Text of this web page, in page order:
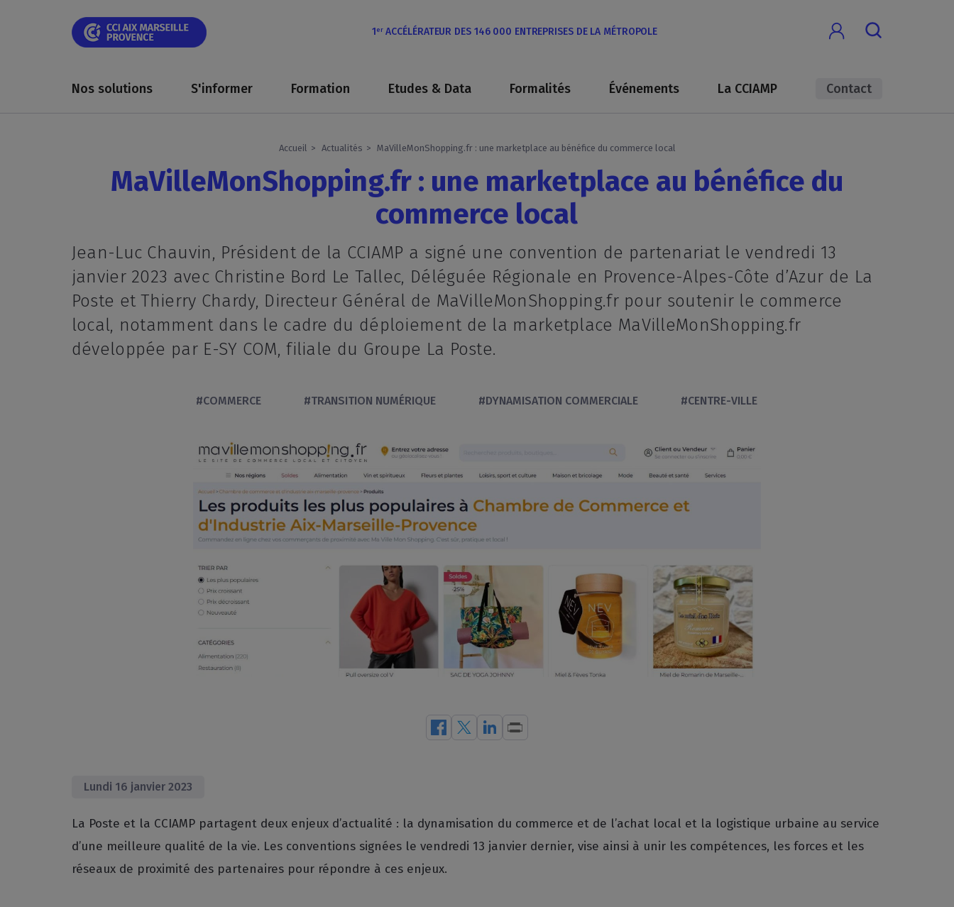
1 erACCÉLÉRATEUR DES 146 000 ENTREPRISES DE LA MÉTROPOLE
Nos solutions S'informer Formation Etudes & Data Formalités Événements La CCIAMP Contact
Accueil Actualités MaVilleMonShopping.fr : une marketplace au bénéfice du commerce local
MaVilleMonShopping.fr : une marketplace au bénéfice du
commerce local
Jean-Luc Chauvin, Président de la CCIAMP a signé une convention de partenariat le vendredi 13
janvier 2023 avec Christine Bord Le Tallec, Déléguée Régionale en Provence-Alpes-Côte d’Azur de La
Poste et Thierry Chardy, Directeur Général de MaVilleMonShopping.fr pour soutenir le commerce
local, notamment dans le cadre du déploiement de la marketplace MaVilleMonShopping.fr
développée par E-SY COM, filiale du Groupe La Poste.
#COMMERCE #TRANSITION NUMÉRIQUE #DYNAMISATION COMMERCIALE #CENTRE-VILLE
Lundi 16 janvier 2023
La Poste et la CCIAMP partagent deux enjeux d’actualité : la dynamisation du commerce et de l’achat local et la logistique urbaine au service
d’une meilleure qualité de la vie. Les conventions signées le vendredi 13 janvier dernier, vise ainsi à unir les compétences, les forces et les
réseaux de proximité des partenaires pour répondre à ces enjeux.